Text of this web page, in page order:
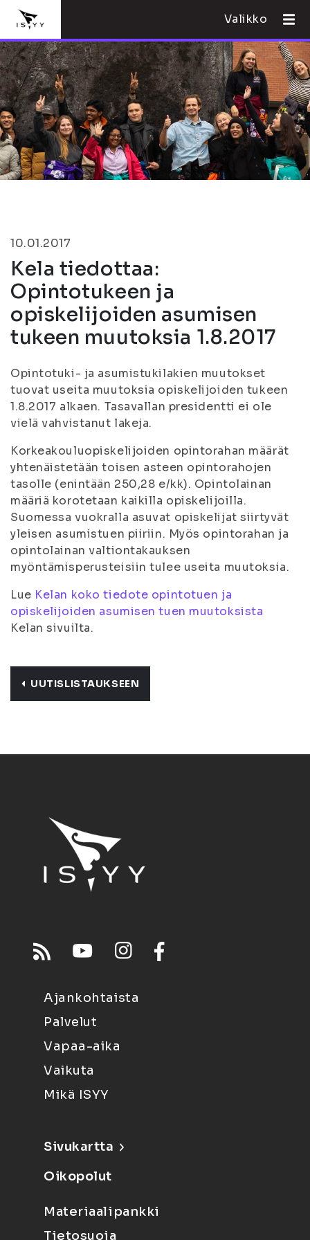
Valikko
10.01.2017
Kela tiedottaa:
Opintotukeen ja
opiskelijoiden asumisen
tukeen muutoksia 1.8.2017
Opintotuki- ja asumistukilakien muutokset
tuovat useita muutoksia opiskelijoiden tukeen
1.8.2017 alkaen. Tasavallan presidentti ei ole
vielä vahvistanut lakeja.
Korkeakouluopiskelijoiden opintorahan määrät
yhtenäistetään toisen asteen opintorahojen
tasolle (enintään 250,28 e/kk). Opintolainan
määriä korotetaan kaikilla opiskelijoilla.
Suomessa vuokralla asuvat opiskelijat siirtyvät
yleisen asumistuen piiriin. Myös opintorahan ja
opintolainan valtiontakauksen
myöntämisperusteisiin tulee useita muutoksia.
Lue Kelan koko tiedote opintotuen ja
opiskelijoiden asumisen tuen muutoksista
Kelan sivuilta.
UUTISLISTAUKSEEN
Ajankohtaista
Palvelut
Vapaa-aika
Vaikuta
Mikä ISYY
Sivukartta
Oikopolut
Materiaalipankki
Tietosuoja